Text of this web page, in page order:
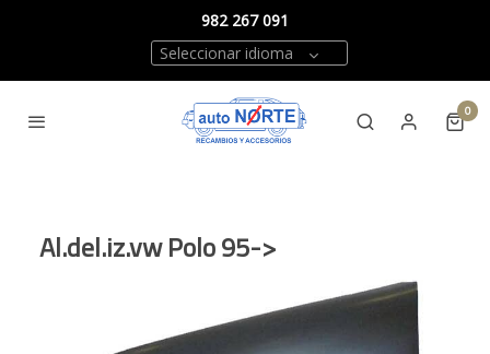
982 267 091
Seleccionar idioma
0
Al.del.iz.vw Polo 95->